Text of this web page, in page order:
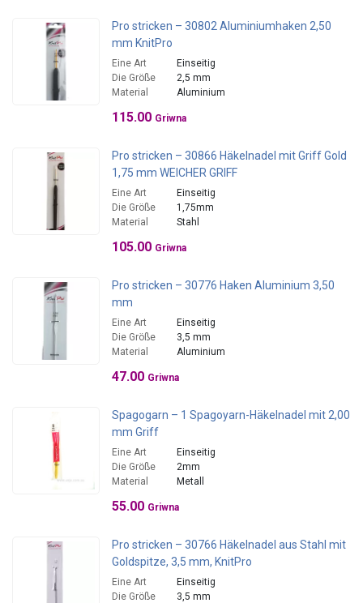
Pro stricken – 30802 Aluminiumhaken 2,50
mm KnitPro
Eine Art
Einseitig
Die Größe
2,5 mm
Material
Aluminium
115.00 Griwna
Pro stricken – 30866 Häkelnadel mit Griff Gold
1,75 mm WEICHER GRIFF
Eine Art
Einseitig
Die Größe
1,75mm
Material
Stahl
105.00 Griwna
Pro stricken – 30776 Haken Aluminium 3,50
mm
Eine Art
Einseitig
Die Größe
3,5 mm
Material
Aluminium
47.00 Griwna
Spagogarn – 1 Spagoyarn-Häkelnadel mit 2,00
mm Griff
Eine Art
Einseitig
Die Größe
2mm
Material
Metall
55.00 Griwna
Pro stricken – 30766 Häkelnadel aus Stahl mit
Goldspitze, 3,5 mm, KnitPro
Eine Art
Einseitig
Die Größe
3,5 mm